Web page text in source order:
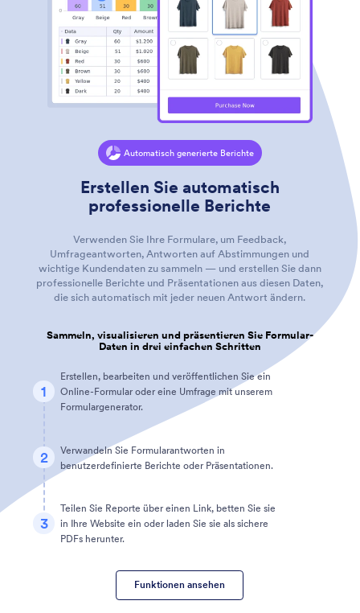
Automatisch generierte Berichte
Erstellen Sie automatisch
professionelle Berichte
Verwenden Sie Ihre Formulare, um Feedback,
Umfrageantworten, Antworten auf Abstimmungen und
wichtige Kundendaten zu sammeln — und erstellen Sie dann
professionelle Berichte und Präsentationen aus diesen Daten,
die sich automatisch mit jeder neuen Antwort ändern.
Sammeln, visualisieren und präsentieren Sie Formular-
Daten in drei einfachen Schritten
1
Erstellen, bearbeiten und veröffentlichen Sie ein
Online-Formular oder eine Umfrage mit unserem
Formulargenerator.
2
Verwandeln Sie Formularantworten in
benutzerdefinierte Berichte oder Präsentationen.
3
Teilen Sie Reporte über einen Link, betten Sie sie
in Ihre Website ein oder laden Sie sie als sichere
PDFs herunter.
Funktionen ansehen